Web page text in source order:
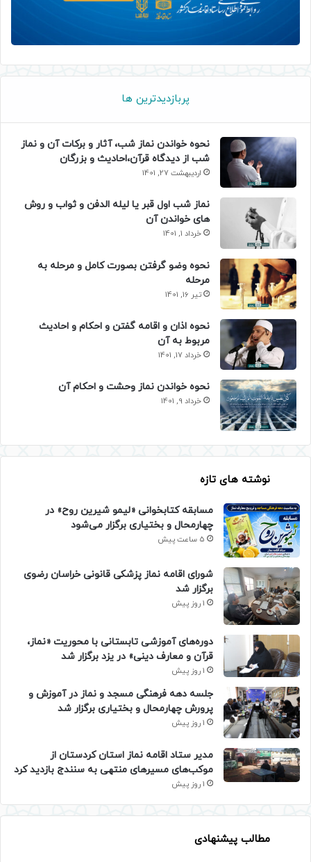
پربازدیدترین ها
نحوه خواندن نماز شب، آثار و برکات آن و نماز
شب از دیدگاه قرآن،احادیث و بزرگان
اردیبهشت 27, 1401
نماز شب اول قبر یا لیله الدفن و ثواب و روش
های خواندن آن
خرداد 1, 1401
نحوه وضو گرفتن بصورت کامل و مرحله به
مرحله
تیر 16, 1401
نحوه اذان و اقامه گفتن و احکام و احادیث
مربوط به آن
خرداد 17, 1401
نحوه خواندن نماز وحشت و احکام آن
خرداد 9, 1401
نوشته های تازه
مسابقه کتابخوانی «لیمو شیرین روح» در
چهارمحال و بختیاری برگزار می‌شود
5 ساعت پیش
شورای اقامه نماز پزشکی قانونی خراسان رضوی
برگزار شد
1 روز پیش
دوره‌های آموزشی تابستانی با محوریت «نماز،
قرآن و معارف دینی» در یزد برگزار شد
1 روز پیش
جلسه دهه فرهنگی مسجد و نماز در آموزش و
پرورش چهارمحال و بختیاری برگزار شد
1 روز پیش
مدیر ستاد اقامه نماز استان کردستان از
موکب‌های مسیرهای منتهی به سنندج بازدید کرد
1 روز پیش
مطالب پیشنهادی